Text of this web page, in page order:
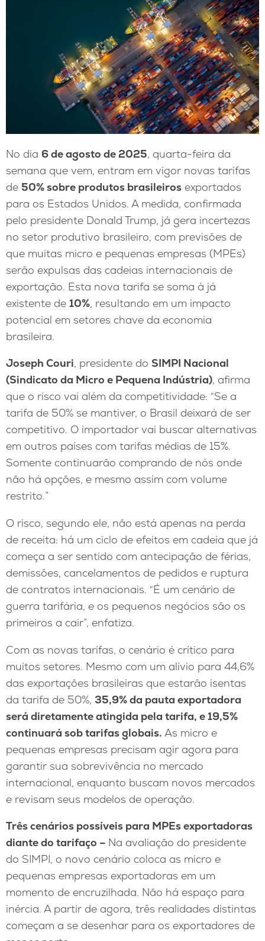
No dia 6 de agosto de 2025, quarta-feira da
semana que vem, entram em vigor novas tarifas
de 50% sobre produtos brasileiros exportados
para os Estados Unidos. A medida, confirmada
pelo presidente Donald Trump, já gera incertezas
no setor produtivo brasileiro, com previsões de
que muitas micro e pequenas empresas (MPEs)
serão expulsas das cadeias internacionais de
exportação. Esta nova tarifa se soma à já
existente de 10%, resultando em um impacto
potencial em setores chave da economia
brasileira.
Joseph Couri, presidente do SIMPI Nacional
(Sindicato da Micro e Pequena Indústria), afirma
que o risco vai além da competitividade: “Se a
tarifa de 50% se mantiver, o Brasil deixará de ser
competitivo. O importador vai buscar alternativas
em outros países com tarifas médias de 15%.
Somente continuarão comprando de nós onde
não há opções, e mesmo assim com volume
restrito.”
O risco, segundo ele, não está apenas na perda
de receita: há um ciclo de efeitos em cadeia que já
começa a ser sentido com antecipação de férias,
demissões, cancelamentos de pedidos e ruptura
de contratos internacionais. “É um cenário de
guerra tarifária, e os pequenos negócios são os
primeiros a cair”, enfatiza.
Com as novas tarifas, o cenário é crítico para
muitos setores. Mesmo com um alívio para 44,6%
das exportações brasileiras que estarão isentas
da tarifa de 50%, 35,9% da pauta exportadora
será diretamente atingida pela tarifa, e 19,5%
continuará sob tarifas globais. As micro e
pequenas empresas precisam agir agora para
garantir sua sobrevivência no mercado
internacional, enquanto buscam novos mercados
e revisam seus modelos de operação.
Três cenários possíveis para MPEs exportadoras
diante do tarifaço – Na avaliação do presidente
do SIMPI, o novo cenário coloca as micro e
pequenas empresas exportadoras em um
momento de encruzilhada. Não há espaço para
inércia. A partir de agora, três realidades distintas
começam a se desenhar para os exportadores de